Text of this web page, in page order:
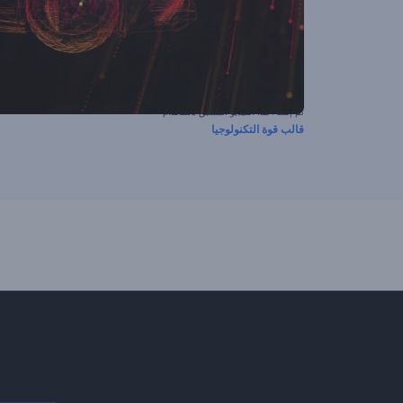
تم إنشاء هذا الفيديو المسبق باستخدام
قالب قوة التكنولوجيا